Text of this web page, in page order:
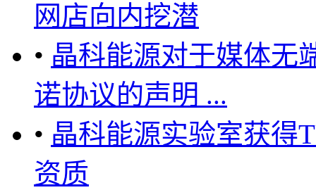
网店向内挖潜
• 晶科能源对于媒体无
诺协议的声明 ...
• 晶科能源实验室获得
资质